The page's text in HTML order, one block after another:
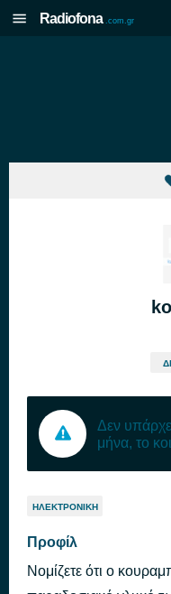
Radiofona .com.gr
Δεν
μήνα, το
ΗΛΕΚΤΡΟΝΙΚΉ
Προφίλ
Νομίζετε ότι ο